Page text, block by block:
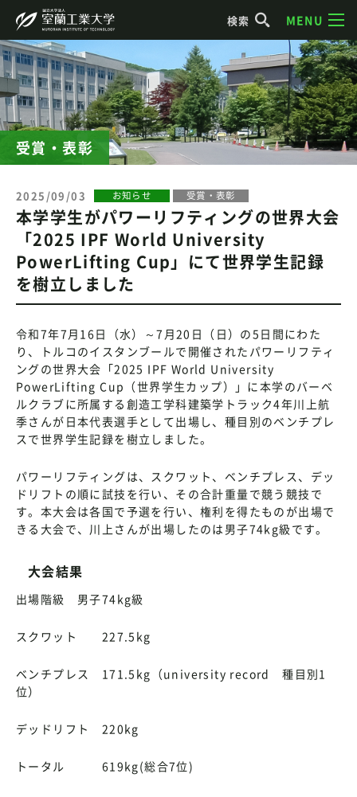
検索 MENU
受賞・表彰
2025/09/03 お知らせ 受賞・表彰
本学学生がパワーリフティングの世界大会
「2025 IPF World University
PowerLifting Cup」にて世界学生記録
を樹立しました
令和7年7月16日（水）～7月20日（日）の5日間にわた
り、トルコのイスタンブールで開催されたパワーリフティ
ングの世界大会「2025 IPF World University
PowerLifting Cup（世界学生カップ）」に本学のバーベ
ルクラブに所属する創造工学科建築学トラック4年川上航
季さんが日本代表選手として出場し、種目別のベンチプレ
スで世界学生記録を樹立しました。
パワーリフティングは、スクワット、ベンチプレス、デッ
ドリフトの順に試技を行い、その合計重量で競う競技で
す。本大会は各国で予選を行い、権利を得たものが出場で
きる大会で、川上さんが出場したのは男子74kg級です。
大会結果
出場階級 男子74kg級
スクワット 227.5kg
ベンチプレス 171.5kg（university record 種目別1
位）
デッドリフト 220kg
トータル 619kg(総合7位)